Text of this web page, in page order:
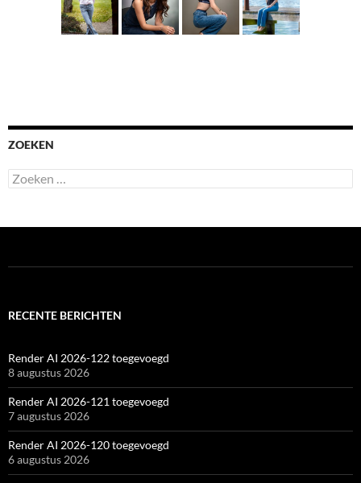
ZOEKEN
Zoeken
naar:
RECENTE BERICHTEN
Render AI 2026-122 toegevoegd
8 augustus 2026
Render AI 2026-121 toegevoegd
7 augustus 2026
Render AI 2026-120 toegevoegd
6 augustus 2026